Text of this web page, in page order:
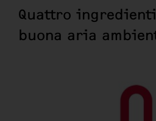
Quattro
buona aria